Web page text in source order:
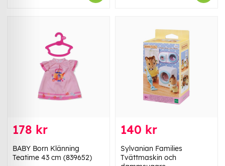
178 kr
BABY Born Klänning
Teatime 43 cm (839652)
140 kr
Sylvanian Families
Tvättmaskin och